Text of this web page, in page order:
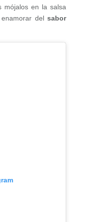
mójalos en la salsa
enamorar delsabor